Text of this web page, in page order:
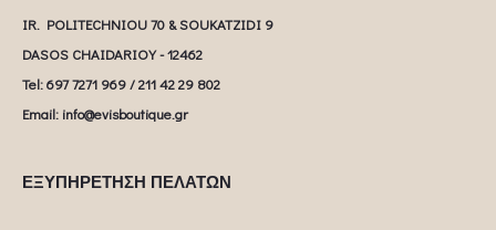
IR. POLITECHNIOU 70 & SOUKATZIDI 9
DASOS CHAIDARIOY - 12462
Tel: 697 7271 969 / 211 42 29 802
Email: info@evisboutique.gr
ΕΞΥΠΗΡΕΤΗΣΗ ΠΕΛΑΤΩΝ